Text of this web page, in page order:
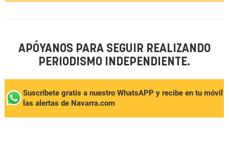
APÓYANOS PARA SEGUIR REALIZANDO
PERIODISMO INDEPENDIENTE.
Suscríbete gratis a nuestro WhatsAPP y recibe en tu móvil
las alertas de Navarra.com